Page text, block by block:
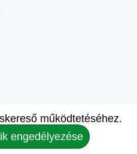
működtetéséhez.
engedélyezése